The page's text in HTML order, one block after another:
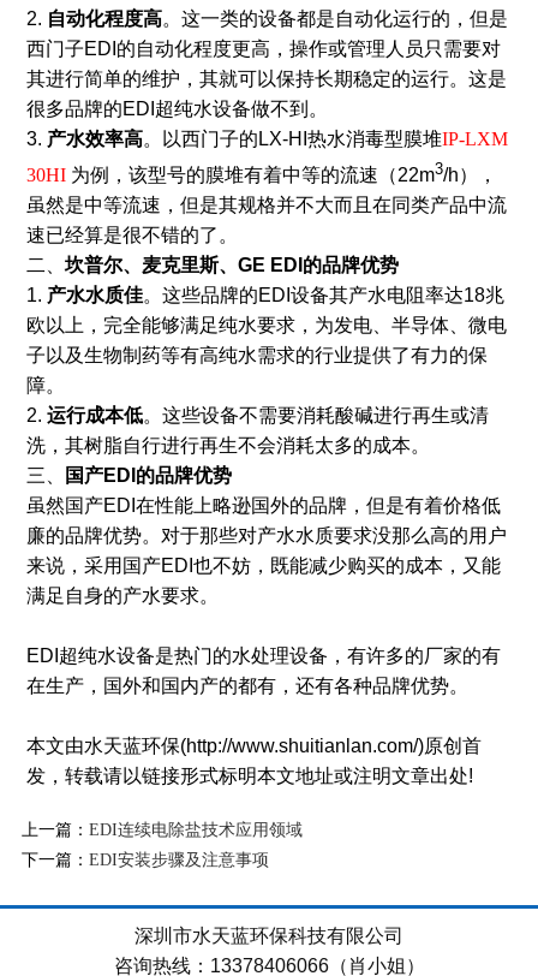
2. 自动化程度高。这一类的设备都是自动化运行的，但是
西门子EDI的自动化程度更高，操作或管理人员只需要对
其进行简单的维护，其就可以保持长期稳定的运行。这是
很多品牌的EDI超纯水设备做不到。
3. 产水效率高。以西门子的LX-HI热水消毒型膜堆IP-LXM
30HI为例，该型号的膜堆有着中等的流速（22m3/h），
虽然是中等流速，但是其规格并不大而且在同类产品中流
速已经算是很不错的了。
二、 坎普尔、麦克里斯、GE EDI的品牌优势
1. 产水水质佳。这些品牌的EDI设备其产水电阻率达18兆
欧以上，完全能够满足纯水要求，为发电、半导体、微电
子以及生物制药等有高纯水需求的行业提供了有力的保
障。
2. 运行成本低。这些设备不需要消耗酸碱进行再生或清
洗，其树脂自行进行再生不会消耗太多的成本。
三、
国产EDI的品牌优势
虽然国产EDI在性能上略逊国外的品牌，但是有着价格低
廉的品牌优势。对于那些对产水水质要求没那么高的用户
来说，采用国产EDI也不妨，既能减少购买的成本，又能
满足自身的产水要求。
EDI超纯水设备是热门的水处理设备，有许多的厂家的有
在生产，国外和国内产的都有，还有各种品牌优势。
本文由水天蓝环保(http://www.shuitianlan.com/)原创首
发，转载请以链接形式标明本文地址或注明文章出处!
上一篇： EDI连续电除盐技术应用领域
下一篇： EDI安装步骤及注意事项
深圳市水天蓝环保科技有限公司
咨询热线：13378406066（肖小姐）